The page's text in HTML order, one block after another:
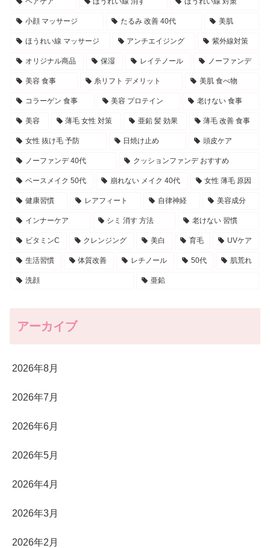
小顔 マッサージ たるみ 改善 40代 美肌
ほうれい線 マッサージ アンチエイジング 紫外線対策
オリジナル商品 保湿 レイテノール ノーファンデ
美容 食事 糸リフト デメリット 美肌 食べ物
コラーゲン 食事 美容 プロテイン 老けない 食事
美容 薄毛 女性 対策 亜鉛 髪 効果 薄毛 改善 食事
女性 抜け毛 予防 日焼け止め 頭皮ケア
ノーファンデ 40代 クッションファンデ おすすめ
ベースメイク 50代 崩れない メイク 40代 女性 薄毛 原因
健康習慣 レアフィート 自律神経 美容成分
インナーケア シミ 消す 方法 老けない 習慣
ビタミンC クレンジング 美白 育毛 UVケア
生活習慣 体質改善 レチノール 50代 肌荒れ
洗顔 亜鉛
アーカイブ
2026年8月
2026年7月
2026年6月
2026年5月
2026年4月
2026年3月
2026年2月